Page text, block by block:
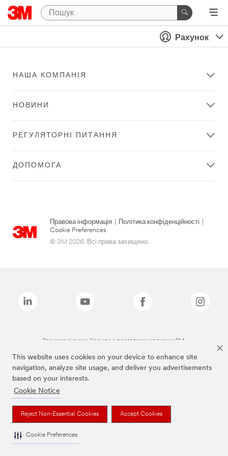
This website uses cookies on your device to enhance site
navigation, analyze site usage, and deliver you advertisements
based on your interests.
Cookie Notice
Reject Non-Essential Cookies Accept Cookies
Cookie Preferences
Рахунок
НАША КОМПАНІЯ
НОВИНИ
РЕГУЛЯТОРНІ ПИТАННЯ
ДОПОМОГА
Правова інформація Політика конфіденційності
Cookie Preferences
© 3M 2026. Всі права захищено..
Зазначені вище бренди є торговими марками 3M.